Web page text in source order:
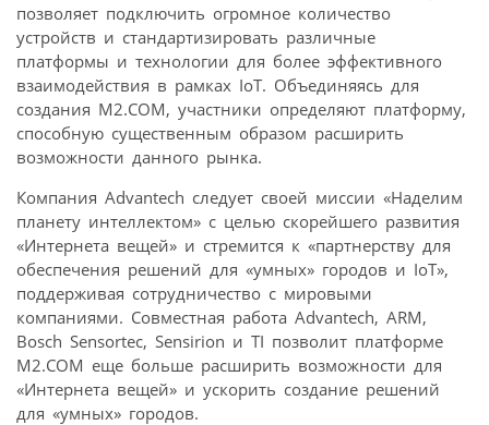
позволяет подключить огромное количество
устройств и стандартизировать различные
платформы и технологии для более эффективного
взаимодействия в рамках IoT. Объединяясь для
создания M2.COM, участники определяют платформу,
способную существенным образом расширить
возможности данного рынка.
Компания Advantech следует своей миссии «Наделим
планету интеллектом» с целью скорейшего развития
«Интернета вещей» и стремится к «партнерству для
обеспечения решений для «умных» городов и IoT»,
поддерживая сотрудничество с мировыми
компаниями. Совместная работа Advantech, ARM,
Bosch Sensortec, Sensirion и TI позволит платформе
M2.COM еще больше расширить возможности для
«Интернета вещей» и ускорить создание решений
для «умных» городов.